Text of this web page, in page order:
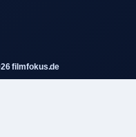
filmfokus.de